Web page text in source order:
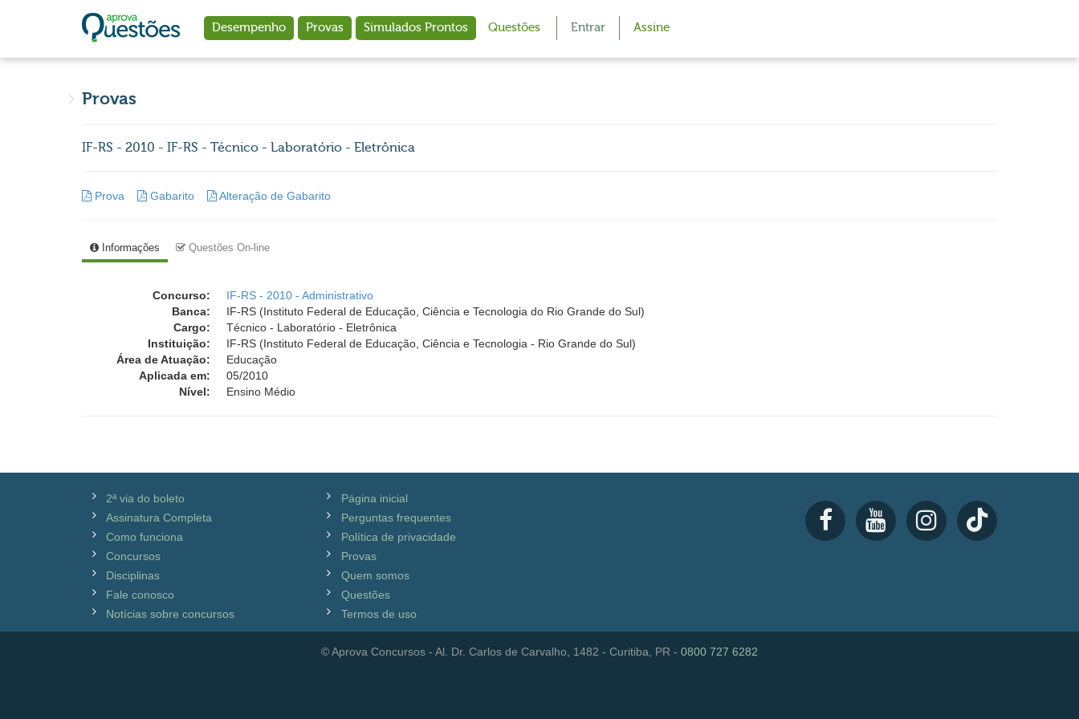
Desempenho Provas Simulados Prontos Questões Entrar Assine
Provas
IF-RS - 2010 - IF-RS - Técnico - Laboratório - Eletrônica
Prova Gabarito Alteração de Gabarito
Informações Questões On-line
Concurso:
IF-RS - 2010 - Administrativo
Banca:
IF-RS (Instituto Federal de Educação, Ciência e Tecnologia do Rio Grande do Sul)
Cargo:
Técnico - Laboratório - Eletrônica
Instituição:
IF-RS (Instituto Federal de Educação, Ciência e Tecnologia - Rio Grande do Sul)
Área de Atuação:
Educação
Aplicada em:
05/2010
Nível:
Ensino Médio
2ª via do boleto
Assinatura Completa
Como funciona
Concursos
Disciplinas
Fale conosco
Notícias sobre concursos
Página inicial
Perguntas frequentes
Política de privacidade
Provas
Quem somos
Questões
Termos de uso
© Aprova Concursos - Al. Dr. Carlos de Carvalho, 1482 - Curitiba, PR - 0800 727 6282